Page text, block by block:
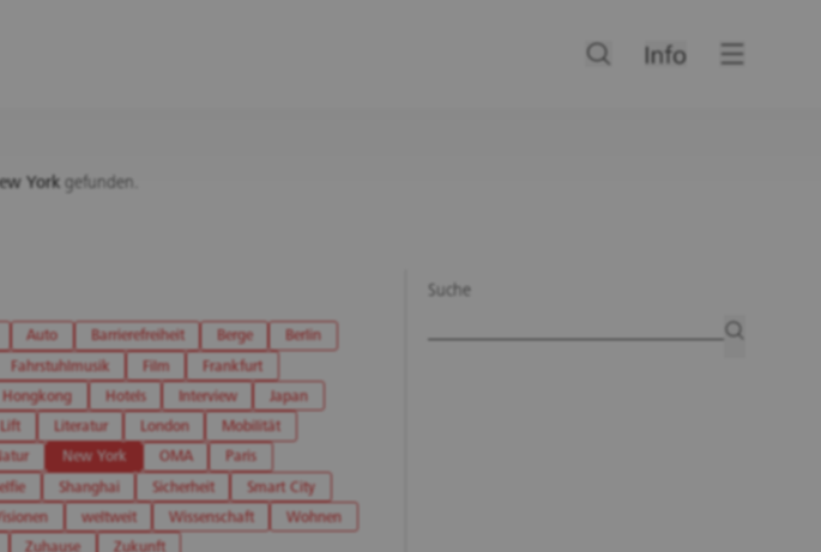
York gefunden.
Auto Barrierefreiheit Berge
Berlin
Fahrstuhlmusik Film
Frankfurt
Hongkong Hotels Interview
Japan
Lift Literatur London
Mobilität
New York OMA
Paris
Shanghai Sicherheit
Smart City
weltweit Wissenschaft
Wohnen
Suche